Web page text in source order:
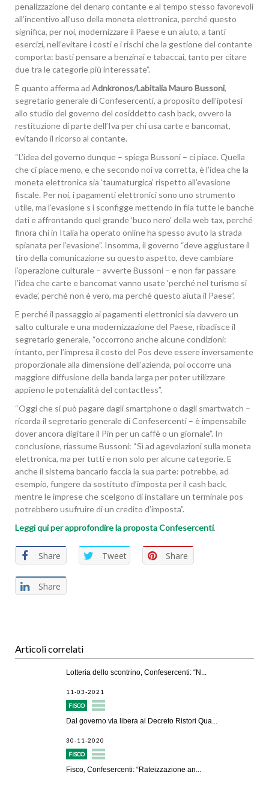
penalizzazione del denaro contante e al tempo stesso favorevoli
all’incentivo all’uso della moneta elettronica, perché questo
significa, per noi, modernizzare il Paese e un aiuto, a tanti
esercizi, nell’evitare i costi e i rischi che la gestione del contante
comporta: basti pensare a benzinai e tabaccai, tanto per citare
due tra le categorie più interessate”.
È quanto afferma ad Adnkronos/LabitaliaMauro Bussoni,
segretario generale di Confesercenti, a proposito dell’ipotesi
allo studio del governo del cosiddetto cash back, ovvero la
restituzione di parte dell’Iva per chi usa carte e bancomat,
evitando il ricorso al contante.
“L’idea del governo dunque – spiega Bussoni – ci piace. Quella
che ci piace meno, e che secondo noi va corretta, è l’idea che la
moneta elettronica sia ‘taumaturgica’ rispetto all’evasione
fiscale. Per noi, i pagamenti elettronici sono uno strumento
utile, ma l’evasione s i sconfigge mettendo in fila tutte le banche
dati e affrontando quel grande ‘buco nero’ della web tax, perché
finora chi in Italia ha operato online ha spesso avuto la strada
spianata per l’evasione”. Insomma, il governo “deve aggiustare il
tiro della comunicazione su questo aspetto, deve cambiare
l’operazione culturale – avverte Bussoni – e non far passare
l’idea che carte e bancomat vanno usate ‘perché nel turismo si
evade’, perché non è vero, ma perché questo aiuta il Paese”.
E perché il passaggio ai pagamenti elettronici sia davvero un
salto culturale e una modernizzazione del Paese, ribadisce il
segretario generale, “occorrono anche alcune condizioni:
intanto, per l’impresa il costo del Pos deve essere inversamente
proporzionale alla dimensione dell’azienda, poi occorre una
maggiore diffusione della banda larga per poter utilizzare
appieno le potenzialità del contactless”.
“Oggi che si può pagare dagli smartphone o dagli smartwatch –
ricorda il segretario generale di Confesercenti – è impensabile
dover ancora digitare il Pin per un caffè o un giornale”. In
conclusione, riassume Bussoni: “Sì ad agevolazioni sulla moneta
elettronica, ma per tutti e non solo per alcune categorie. E
anche il sistema bancario faccia la sua parte: potrebbe, ad
esempio, fungere da sostituto d’imposta per il cash back,
mentre le imprese che scelgono di installare un terminale pos
potrebbero usufruire di un credito d’imposta”.
Leggi qui per approfondire la proposta Confesercenti.
Share Tweet Share
Share
Articoli correlati
Lotteria dello scontrino, Confesercenti: “N...
11-03-2021
FISCO
Dal governo via libera al Decreto Ristori Qua...
30-11-2020
FISCO
Fisco, Confesercenti: “Rateizzazione an...